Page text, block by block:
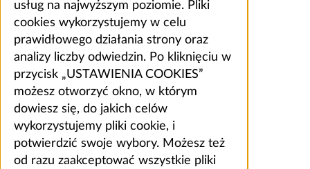
usług na najwyższym poziomie. Pliki
cookies wykorzystujemy w celu
prawidłowego działania strony oraz
analizy liczby odwiedzin. Po kliknięciu w
przycisk „USTAWIENIA COOKIES”
możesz otworzyć okno, w którym
dowiesz się, do jakich celów
wykorzystujemy pliki cookie, i
potwierdzić swoje wybory. Możesz też
od razu zaakceptować wszystkie pliki